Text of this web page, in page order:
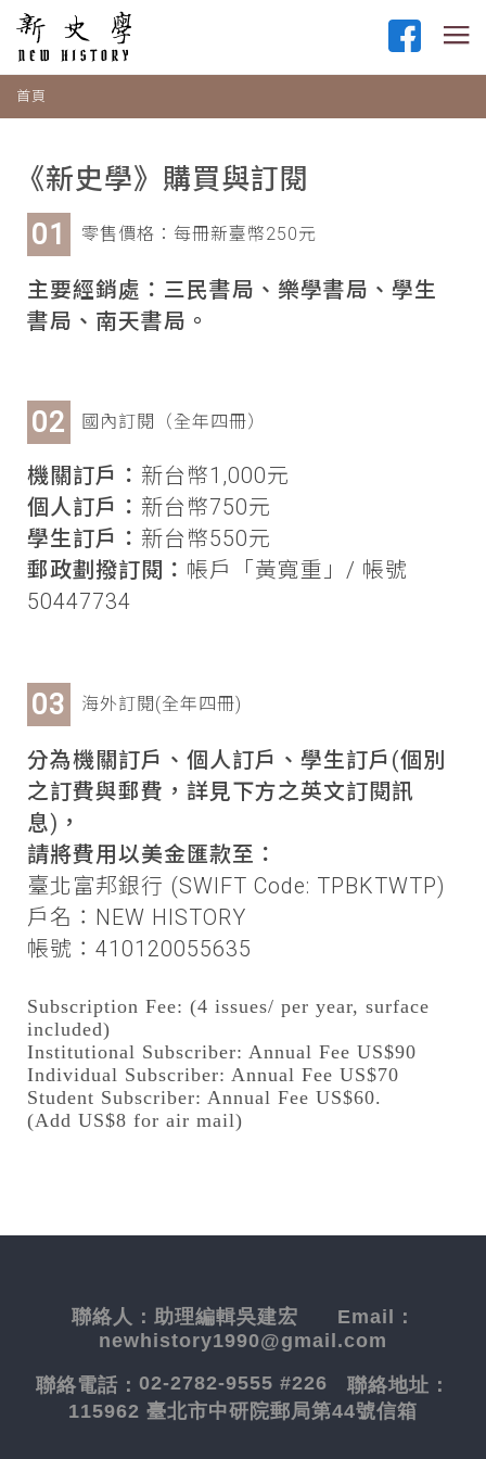
首頁
《新史學》購買與訂閱
零售價格：每冊新臺幣250元
主要經銷處：三民書局、樂學書局、學生
書局、南天書局。
國內訂閱（全年四冊）
機關訂戶： 新台幣1,000元
個人訂戶： 新台幣750元
學生訂戶： 新台幣550元
郵政劃撥訂閱： 帳戶「黃寬重」/ 帳號
50447734
海外訂閱(全年四冊)
分為機關訂戶、個人訂戶、學生訂戶(個別
之訂費與郵費，詳見下方之英文訂閱訊
息)，
請將費用以美金匯款至：
臺北富邦銀行 (SWIFT Code: TPBKTWTP)
戶名：NEW HISTORY
帳號：410120055635
Subscription Fee: (4 issues/ per year, surface
included)
Institutional Subscriber: Annual Fee US$90
Individual Subscriber: Annual Fee US$70
Student Subscriber: Annual Fee US$60.
(Add US$8 for air mail)
聯絡人： 助理編輯吳建宏 Email：
newhistory1990@gmail.com
聯絡電話： 02-2782-9555 #226 聯絡地址：
115962 臺北市中研院郵局第44號信箱